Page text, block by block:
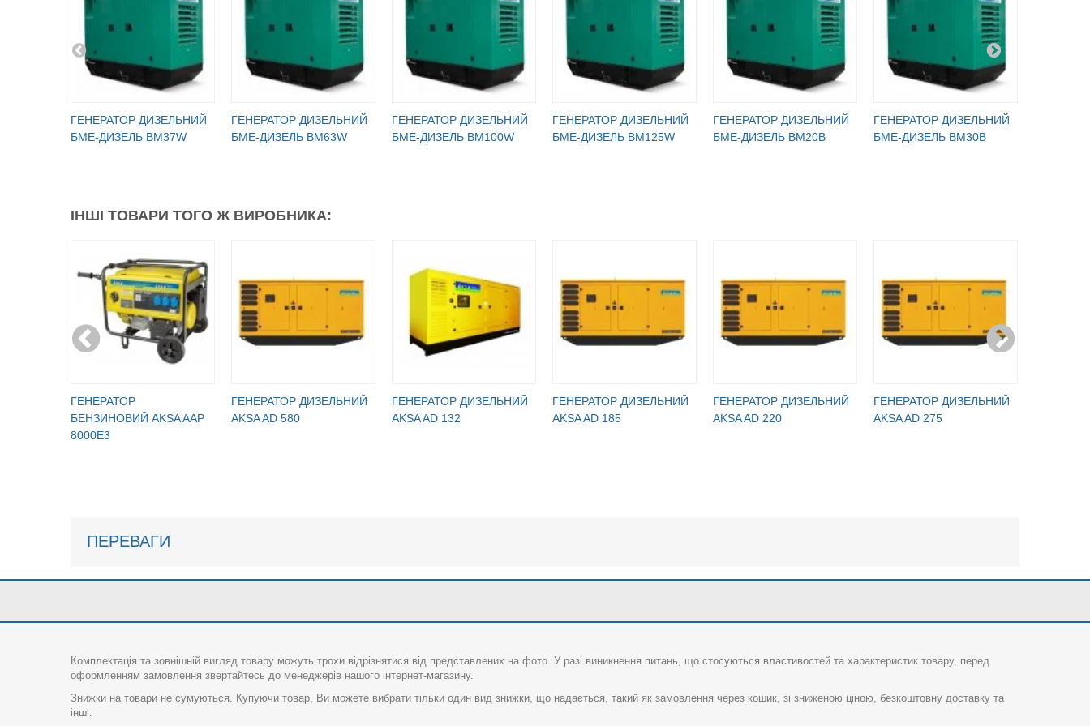
ГЕНЕРАТОР ДИЗЕЛЬНИЙ
БМЕ-ДИЗЕЛЬ BM37W
ГЕНЕРАТОР ДИЗЕЛЬНИЙ
БМЕ-ДИЗЕЛЬ BM63W
ГЕНЕРАТОР ДИЗЕЛЬНИЙ
БМЕ-ДИЗЕЛЬ BM100W
ГЕНЕРАТОР ДИЗЕЛЬНИЙ
БМЕ-ДИЗЕЛЬ BM125W
ГЕНЕРАТОР ДИЗЕЛЬНИЙ
БМЕ-ДИЗЕЛЬ BM20B
ГЕНЕРАТОР ДИЗЕЛЬНИЙ
БМЕ-ДИЗЕЛЬ BM30B
ІНШІ ТОВАРИ ТОГО Ж ВИРОБНИКА:
ГЕНЕРАТОР
БЕНЗИНОВИЙ AKSA AAP
8000E3
ГЕНЕРАТОР ДИЗЕЛЬНИЙ
AKSA AD 580
ГЕНЕРАТОР ДИЗЕЛЬНИЙ
AKSA AD 132
ГЕНЕРАТОР ДИЗЕЛЬНИЙ
AKSA AD 185
ГЕНЕРАТОР ДИЗЕЛЬНИЙ
AKSA AD 220
ГЕНЕРАТОР ДИЗЕЛЬНИЙ
AKSA AD 275
ПЕРЕВАГИ
Комплектація та зовнішній вигляд товару можуть трохи відрізнятися від представлених на фото. У разі виникнення питань, що стосуються властивостей та характеристик товару, перед
оформленням замовлення звертайтесь до менеджерів нашого інтернет-магазину.
Знижки на товари не сумуються. Купуючи товар, Ви можете вибрати тільки один вид знижки, що надається, такий як замовлення через кошик, зі зниженою ціною, безкоштовну доставку та
інші.